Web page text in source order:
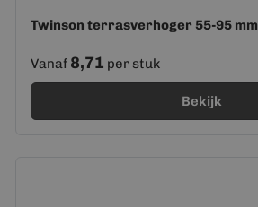
Twinson terrasverhoger 55-95 mm
Vanaf 8,71 per stuk
Bekijk